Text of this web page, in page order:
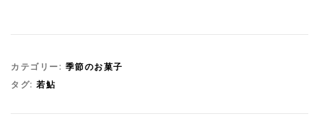
カテゴリー: 季節のお菓子
タグ: 若鮎